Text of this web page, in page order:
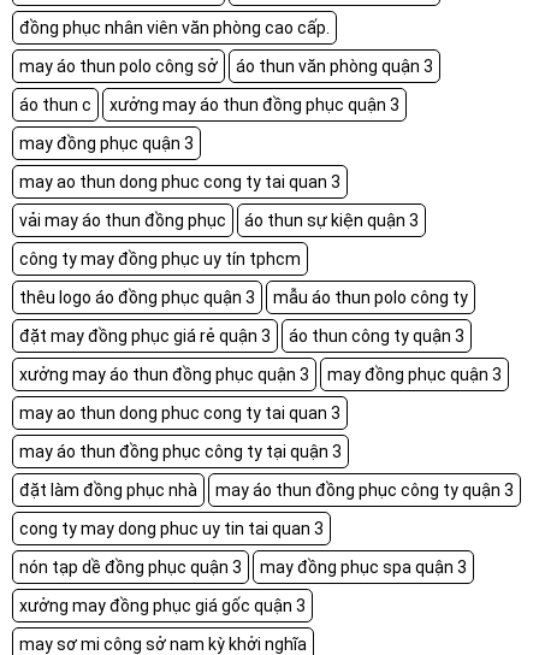
đồng phục nhân viên văn phòng cao cấp.
may áo thun polo công sở
áo thun văn phòng quận 3
áo thun c
xưởng may áo thun đồng phục quận 3
may đồng phục quận 3
may ao thun dong phuc cong ty tai quan 3
vải may áo thun đồng phục
áo thun sự kiện quận 3
công ty may đồng phục uy tín tphcm
thêu logo áo đồng phục quận 3
mẫu áo thun polo công ty
đặt may đồng phục giá rẻ quận 3
áo thun công ty quận 3
xưởng may áo thun đồng phục quận 3
may đồng phục quận 3
may ao thun dong phuc cong ty tai quan 3
may áo thun đồng phục công ty tại quận 3
đặt làm đồng phục nhà
may áo thun đồng phục công ty quận 3
cong ty may dong phuc uy tin tai quan 3
nón tạp dề đồng phục quận 3
may đồng phục spa quận 3
xưởng may đồng phục giá gốc quận 3
may sơ mi công sở nam kỳ khởi nghĩa